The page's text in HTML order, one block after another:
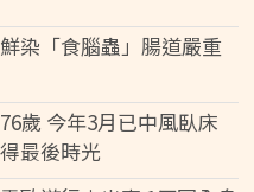
染「食腦蟲」腸道嚴重
歲 今年3月已中風臥床
最後時光